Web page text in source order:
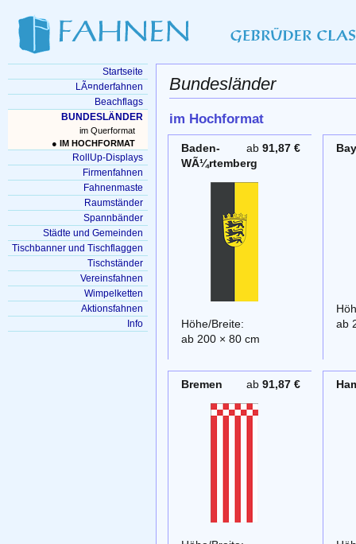
Bundesländer
im Hochformat
ab91,87 €
Baden-
WÃ¼rtemberg
Höhe/Breite:
ab 200 × 80 cm
ab
ab91,87 €
Bremen
Startseite
LÃ¤nderfahnen
Beachflags
BUNDESLÄNDER
im Querformat
● IM HOCHFORMAT
RollUp-Displays
Firmenfahnen
Fahnenmaste
Raumständer
Spannbänder
Städte und Gemeinden
Tischbanner und Tischflaggen
Tischständer
Vereinsfahnen
Wimpelketten
Aktionsfahnen
Info